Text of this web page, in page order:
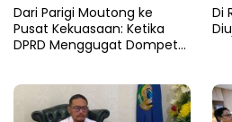
Dari Parigi Moutong ke
Pusat Kekuasaan: Ketika
DPRD Menggugat Dompet
Di